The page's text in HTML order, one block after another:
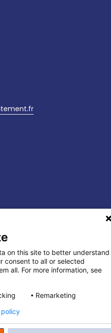
| Mentions légales
on this site to better understand
consent to all or selected
all. For more information, see
Remarketing